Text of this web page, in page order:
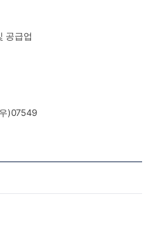
공급업
)07549